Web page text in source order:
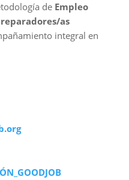
de Empleo
as
integral en